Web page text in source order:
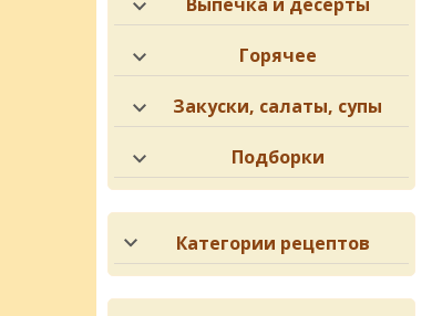
Горячее
Закуски, салаты, супы
Подборки
Категории рецептов